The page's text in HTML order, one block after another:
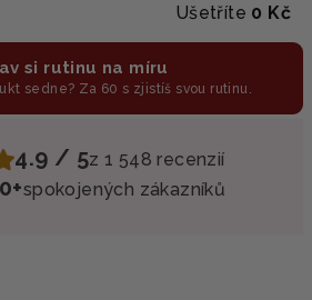
Ušetříte 0 Kč
si rutinu na míru
sedne? Za 60 s zjistíš svou rutinu.
4.9 / 5z 1 548 recenzií
spokojených zákazníků